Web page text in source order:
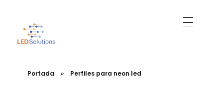
Portada » Perfiles para neon led